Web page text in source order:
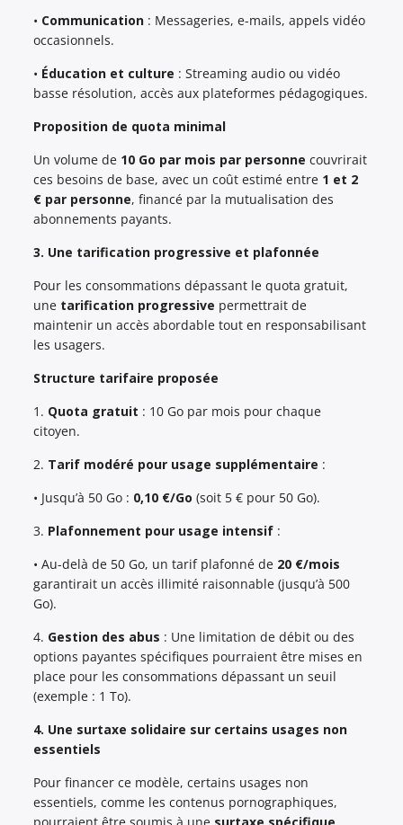
• Communication : Messageries, e-mails, appels vidéo
occasionnels.
• Éducation et culture : Streaming audio ou vidéo
basse résolution, accès aux plateformes pédagogiques.
Proposition de quota minimal
Un volume de 10 Go par mois par personne couvrirait
ces besoins de base, avec un coût estimé entre 1 et 2
€ par personne, financé par la mutualisation des
abonnements payants.
3. Une tarification progressive et plafonnée
Pour les consommations dépassant le quota gratuit,
une tarification progressive permettrait de
maintenir un accès abordable tout en responsabilisant
les usagers.
Structure tarifaire proposée
1. Quota gratuit : 10 Go par mois pour chaque
citoyen.
2. Tarif modéré pour usage supplémentaire :
• Jusqu’à 50 Go : 0,10 €/Go (soit 5 € pour 50 Go).
3. Plafonnement pour usage intensif :
• Au-delà de 50 Go, un tarif plafonné de 20 €/mois
garantirait un accès illimité raisonnable (jusqu’à 500
Go).
4. Gestion des abus : Une limitation de débit ou des
options payantes spécifiques pourraient être mises en
place pour les consommations dépassant un seuil
(exemple : 1 To).
4. Une surtaxe solidaire sur certains usages non
essentiels
Pour financer ce modèle, certains usages non
essentiels, comme les contenus pornographiques,